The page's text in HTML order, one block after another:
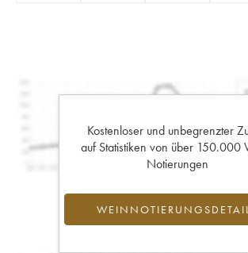
Kostenloser und unbegrenzter
auf Statistiken von über 150.000
Notierungen